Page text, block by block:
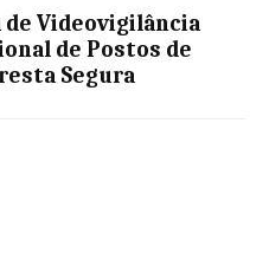
de Videovigilância
de Postos de
Segura